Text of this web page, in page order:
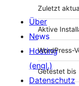
Zuletzt
Aktive
WordPress-
Getestet bis
Über
News
Hosting
(engl.)
Datenschutz